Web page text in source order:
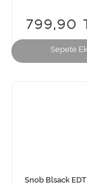
Sepete
799,90
Snob Blsack